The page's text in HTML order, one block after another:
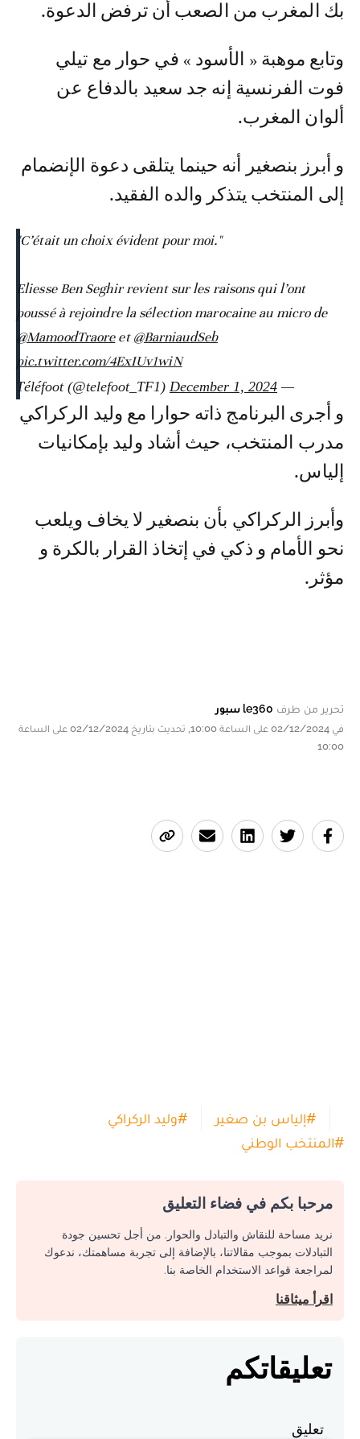
بك المغرب من الصعب أن ترفض الدعوة.
وتابع موهبة « الأسود » في حوار مع تيلي
فوت الفرنسية إنه جد سعيد بالدفاع عن
ألوان المغرب.
و أبرز بنصغير أنه حينما يتلقى دعوة الإنضمام
إلى المنتخب يتذكر والده الفقيد.
"C’était un choix évident pour moi."
Eliesse Ben Seghir revient sur les raisons qui l’ont
poussé à rejoindre la sélection marocaine au micro de
@MamoodTraoreet@BarniaudSeb
pic.twitter.com/4ExIUv1wiN
— Téléfoot (@telefoot_TF1)
December 1, 2024
و أجرى البرنامج ذاته حوارا مع وليد الركراكي
مدرب المنتخب، حيث أشاد وليد بإمكانيات
إلياس.
وأبرز الركراكي بأن بنصغير لا يخاف ويلعب
نحو الأمام و ذكي في إتخاذ القرار بالكرة و
مؤثر.
تحرير من طرف le360 سبور
في 02/12/2024 على الساعة 10:00, تحديث بتاريخ 02/12/2024 على الساعة
10:00
#إلياس بن صغير #وليد الركراكي
#المنتخب الوطني
مرحبا بكم في فضاء التعليق
نريد مساحة للنقاش والتبادل والحوار. من أجل تحسين جودة
التبادلات بموجب مقالاتنا، بالإضافة إلى تجربة مساهمتك، ندعوك
لمراجعة قواعد الاستخدام الخاصة بنا.
اقرأ ميثاقنا
تعليقاتكم
تعليق